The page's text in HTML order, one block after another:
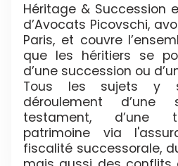
Héritage & Succession
d’Avocats Picovschi,
Paris, et couvre
que les héritiers se
d’une succession ou
Tous les sujets y
déroulement d’une
testament, d’une
patrimoine via
fiscalité successorale,